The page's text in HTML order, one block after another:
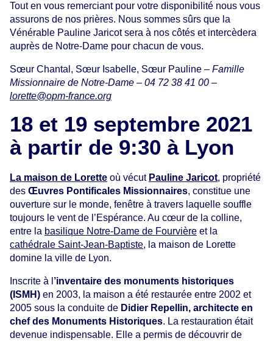
Tout en vous remerciant pour votre disponibilité nous vous
assurons de nos prières. Nous sommes sûrs que la
Vénérable Pauline Jaricot sera à nos côtés et intercèdera
auprès de Notre-Dame pour chacun de vous.
Sœur Chantal, Sœur Isabelle, Sœur Pauline – Famille
Missionnaire de Notre-Dame – 04 72 38 41 00 –
lorette@opm-france.org
18 et 19 septembre 2021
à partir de 9:30 à Lyon
La maison de Lorette où vécut Pauline Jaricot, propriété
des Œuvres Pontificales Missionnaires, constitue une
ouverture sur le monde, fenêtre à travers laquelle souffle
toujours le vent de l’Espérance. Au cœur de la colline,
entre la basilique Notre-Dame de Fourvière et la
cathédrale Saint-Jean-Baptiste, la maison de Lorette
domine la ville de Lyon.
Inscrite à l ’inventaire des monuments historiques
(ISMH) en 2003, la maison a été restaurée entre 2002 et
2005 sous la conduite de Didier Repellin, architecte en
chef des Monuments Historiques. La restauration était
devenue indispensable. Elle a permis de découvrir de